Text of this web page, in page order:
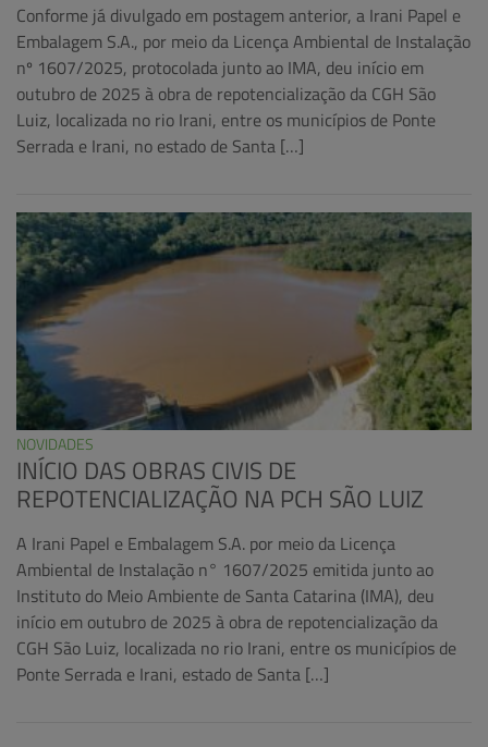
Conforme já divulgado em postagem anterior, a Irani Papel e
Embalagem S.A., por meio da Licença Ambiental de Instalação
nº 1607/2025, protocolada junto ao IMA, deu início em
outubro de 2025 à obra de repotencialização da CGH São
Luiz, localizada no rio Irani, entre os municípios de Ponte
Serrada e Irani, no estado de Santa […]
NOVIDADES
INÍCIO DAS OBRAS CIVIS DE
REPOTENCIALIZAÇÃO NA PCH SÃO LUIZ
A Irani Papel e Embalagem S.A. por meio da Licença
Ambiental de Instalação n° 1607/2025 emitida junto ao
Instituto do Meio Ambiente de Santa Catarina (IMA), deu
início em outubro de 2025 à obra de repotencialização da
CGH São Luiz, localizada no rio Irani, entre os municípios de
Ponte Serrada e Irani, estado de Santa […]